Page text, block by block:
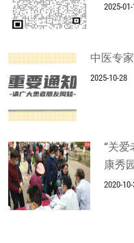
2025-
中医专
2025-10-28
“关
康秀
2020-